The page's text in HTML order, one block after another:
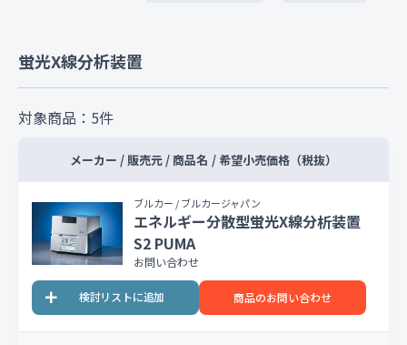
販売元別で探す
価格帯
蛍光X線分析装置
対象商品： 5件
メーカー / 販売元 / 商品名 / 希望小売価格（税抜）
ブルカー / ブルカージャパン
エネルギー分散型蛍光X線分析装置
S2 PUMA
お問い合わせ
商品のお問い合わせ